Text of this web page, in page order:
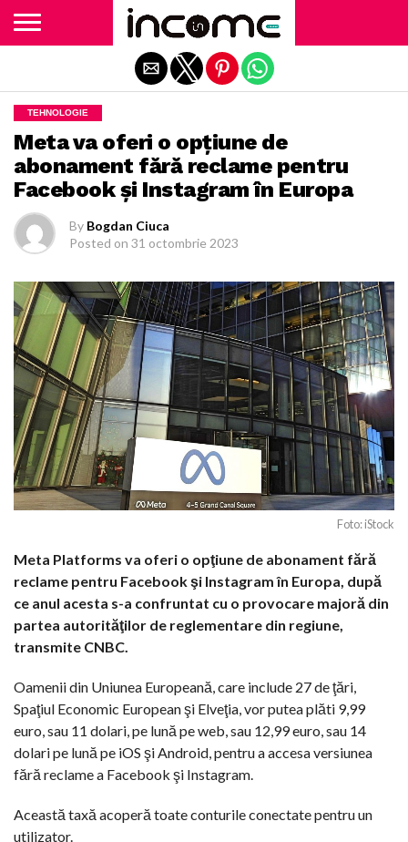
TEHNOLOGIE
Meta va oferi o opţiune de
abonament fără reclame pentru
Facebook şi Instagram în Europa
By Bogdan Ciuca
Posted on 31 octombrie 2023
Foto: iStock
Meta Platforms va oferi o opţiune de abonament fără
reclame pentru Facebook şi Instagram în Europa, după
ce anul acesta s-a confruntat cu o provocare majoră din
partea autorităţilor de reglementare din regiune,
transmite CNBC.
Oamenii din Uniunea Europeană, care include 27 de ţări,
Spaţiul Economic European şi Elveţia, vor putea plăti 9,99
euro, sau 11 dolari, pe lună pe web, sau 12,99 euro, sau 14
dolari pe lună pe iOS şi Android, pentru a accesa versiunea
fără reclame a Facebook şi Instagram.
Această taxă acoperă toate conturile conectate pentru un
utilizator.
Exit mobile version